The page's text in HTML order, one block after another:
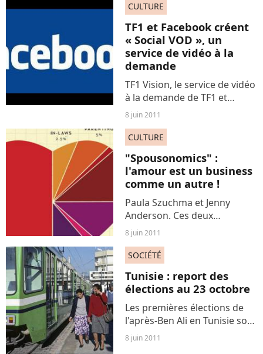
d'Eliette Abécassis.
CULTURE
TF1 et Facebook créent
« Social VOD », un
service de vidéo à la
demande
TF1 Vision, le service de vidéo
à la demande de TF1 et
Facebook vont lancer ce soir
en Europe "Social VOD", un
service de distribution
commerciale de programmes
visualisables sur le...
8 juin 2011
CULTURE
"Spousonomics" :
l'amour est un business
comme un autre !
Paula Szuchma et Jenny
Anderson. Ces deux
journalistes américaines (du
Wall Street Journal et du New
York Times) signent un livre
intitulé Spousonomics (Using
Economics to Master Love,...
8 juin 2011
SOCIÉTÉ
Tunisie : report des
élections au 23 octobre
Les premières élections de
l'après-Ben Ali en Tunisie sont
finalement reportées au 23
octobre, a annoncé mercredi
8 juin 2011